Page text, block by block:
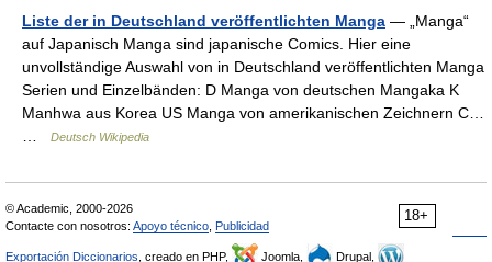
Liste der in Deutschland veröffentlichten Manga — „Manga“
auf Japanisch Manga sind japanische Comics. Hier eine
unvollständige Auswahl von in Deutschland veröffentlichten Manga
Serien und Einzelbänden: D Manga von deutschen Mangaka K
Manhwa aus Korea US Manga von amerikanischen Zeichnern C…
Deutsch Wikipedia
18+
© Academic, 2000-2026
Contacte con nosotros: Apoyo técnico Publicidad
Exportación Diccionarios , creado en PHP, Joomla, Drupal,